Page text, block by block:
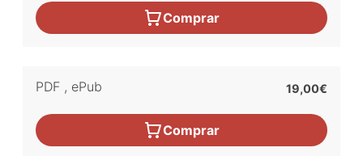
Comprar
PDF , ePub 19,00€
Comprar